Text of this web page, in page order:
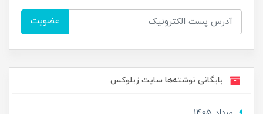
عضویت
بایگانی نوشته‌ها سایت زیلوکس